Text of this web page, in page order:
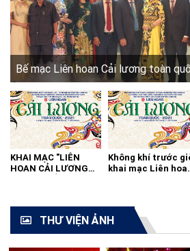
Bế mạc Liên hoan Cải lương toàn
KHAI MẠC "LIÊN
HOAN CẢI LƯƠNG
Không khí trước
khai mạc Liên
THƯ VIỆN ẢNH